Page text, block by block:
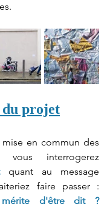
du projet
quant au message
mérite d'être dit ?